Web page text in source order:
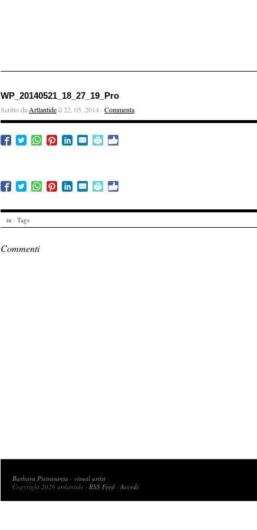
WP_20140521_18_27_19_Pro
Scritto da Artlantideil 22, 05, 2014 · Commenta
in · Tags
Commenti
Barbara Pietrasanta - visual artist
Copyright 2026 artlantide · RSS Feed ·Accedi